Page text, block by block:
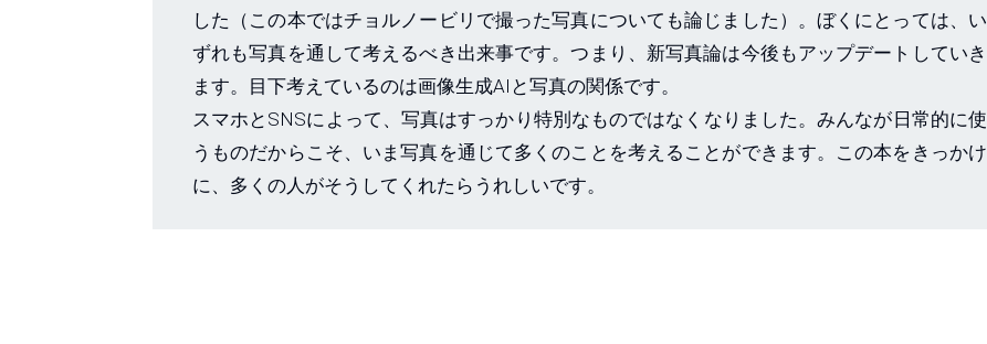
した（この本ではチョルノービリで撮った写真についても論じました）。ぼくにとっては、い
ずれも写真を通して考えるべき出来事です。つまり、新写真論は今後もアップデートしていき
ます。目下考えているのは画像生成AIと写真の関係です。
スマホとSNSによって、写真はすっかり特別なものではなくなりました。みんなが日常的に使
うものだからこそ、いま写真を通じて多くのことを考えることができます。この本をきっかけ
に、多くの人がそうしてくれたらうれしいです。